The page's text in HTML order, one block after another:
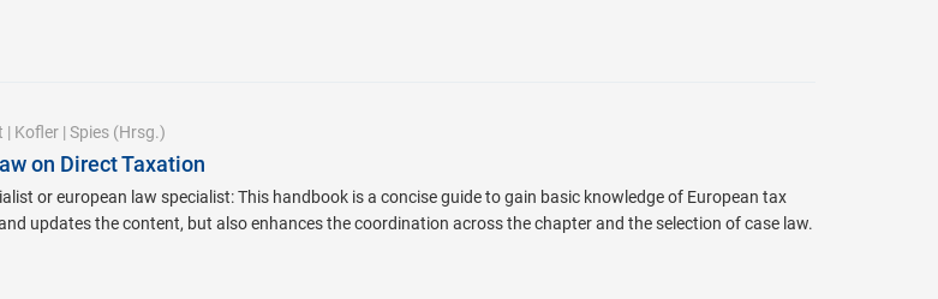
| Kofler| Spies(Hrsg.)
on Direct Taxation
or european law specialist: This handbook is a concise guide to gain basic knowledge of European tax
updates the content, but also enhances the coordination across the chapter and the selection of case law.